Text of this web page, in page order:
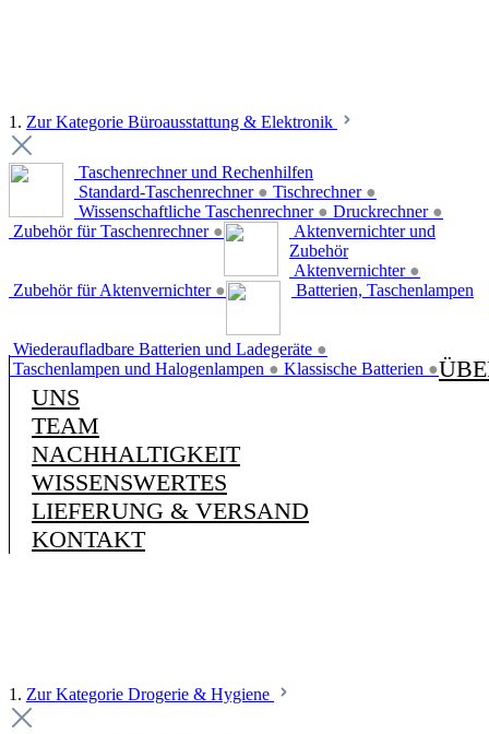
1. Zur Kategorie Büroausstattung & Elektronik
Taschenrechner und Rechenhilfen
Standard-Taschenrechner ● Tischrechner ●
Wissenschaftliche Taschenrechner ● Druckrechner ●
Zubehör für Taschenrechner ●
Aktenvernichter und
Zubehör
Aktenvernichter ●
Zubehör für Aktenvernichter ● Batterien, Taschenlampen
Wiederaufladbare Batterien und Ladegeräte ●
Taschenlampen und Halogenlampen ● Klassische Batterien ●
UNS
TEAM
NACHHALTIGKEIT
WISSENSWERTES
LIEFERUNG & VERSAND
KONTAKT
1. Zur Kategorie Drogerie & Hygiene